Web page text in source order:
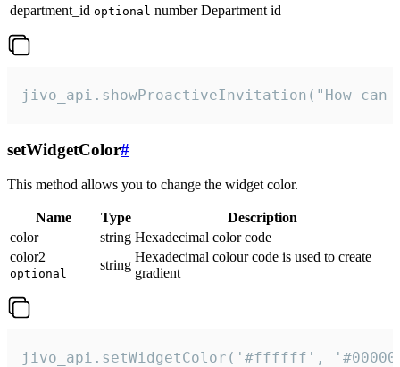
department_id optional number Department id
jivo_api.showProactiveInvitation("How
setWidgetColor#
This method allows you to change the widget color.
Name Type
Description
color
string Hexadecimal color code
color2
optional
string
Hexadecimal colour code is used to create
gradient
jivo_api.setWidgetColor('#ffffff',